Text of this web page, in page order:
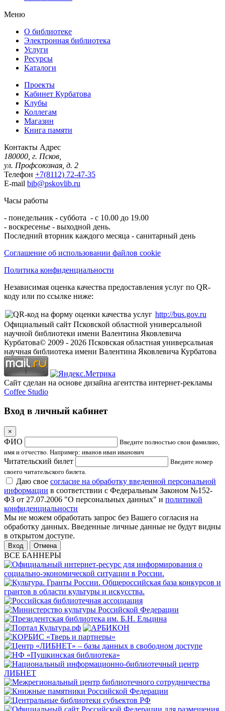
Меню
О библиотеке
Электронная библиотека
Услуги
Ресурсы
Каталоги
Проекты
Кабинет Курбатова
Клубы
Коллегам
Магазин
Книга памяти
Контакты Адрес
180000, г. Псков,
ул. Профсоюзная, д. 2
Телефон +7(8112) 72-47-35
E-mail bib@pskovlib.ru
Часы работы
- понедельник - суббота - с 10.00 до 19.00
- воскресенье - выходной день.
Последний вторник каждого месяца - санитарный день
Соглашение об использовании файлов cookie
Политика конфиденциальности
Независимая оценка качества предоставления услуг по QR-
коду или по ссылке ниже:
http://bus.gov.ru
Официальный сайт Псковской областной универсальной
научной библиотеки имени Валентина Яковлевича
Курбатова© 2009 - 2026 Псковская областная универсальная
научная библиотека имени Валентина Яковлевича Курбатова
Сайт сделан на основе дизайна агентства интернет-рекламы
Coffee Studio
Вход в личный кабинет
×
ФИО
Введите полностью свои фамилию,
имя и отчество. Например: иванов иван иванович
Читательский билет
Введите номер
своего читательского билета.
Даю свое согласие на обработку введенной персональной
информации в соответствии с Федеральным Законом №152-
ФЗ от 27.07.2006 "О персональных данных" и политикой
конфиденциальности
Мы не можем обработать запрос без Вашего согласия на
обработку данных. Введенные личные данные не будут видны
в открытом доступе.
Отмена
ВСЕ БАННЕРЫ